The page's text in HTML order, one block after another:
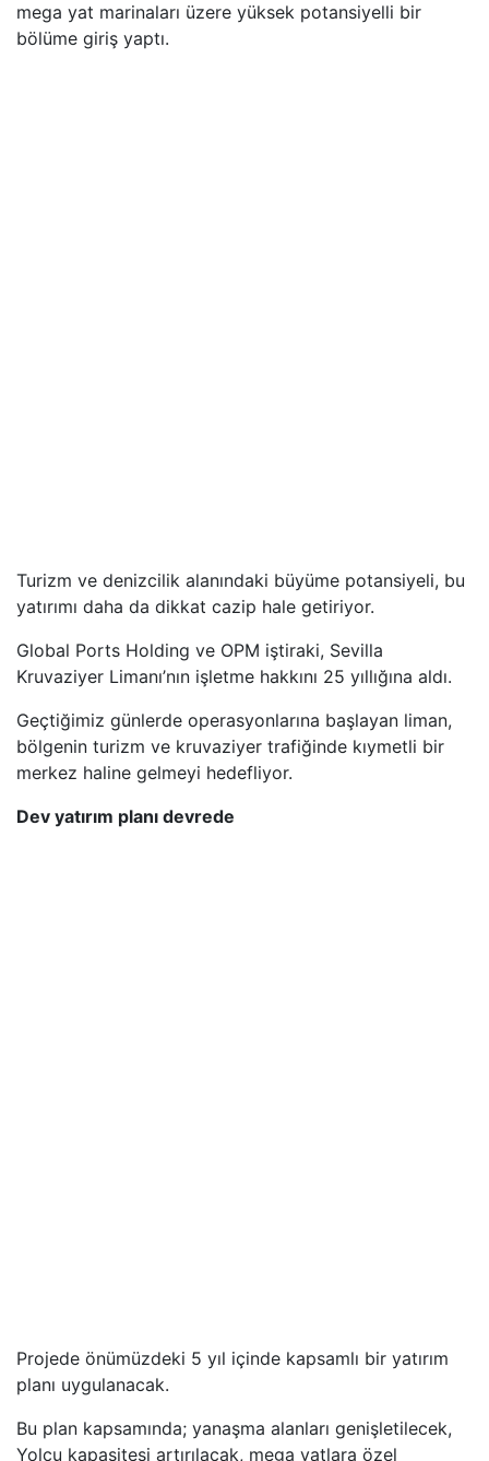
mega yat marinaları üzere yüksek potansiyelli bir
bölüme giriş yaptı.
Turizm ve denizcilik alanındaki büyüme potansiyeli, bu
yatırımı daha da dikkat cazip hale getiriyor.
Global Ports Holding ve OPM iştiraki, Sevilla
Kruvaziyer Limanı’nın işletme hakkını 25 yıllığına aldı.
Geçtiğimiz günlerde operasyonlarına başlayan liman,
bölgenin turizm ve kruvaziyer trafiğinde kıymetli bir
merkez haline gelmeyi hedefliyor.
Dev yatırım planı devrede
Projede önümüzdeki 5 yıl içinde kapsamlı bir yatırım
planı uygulanacak.
Bu plan kapsamında; yanaşma alanları genişletilecek,
Yolcu kapasitesi artırılacak, mega yatlara özel